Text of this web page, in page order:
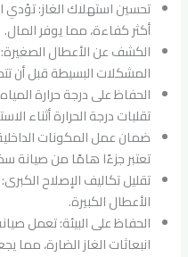
تحسين استهلاك الغاز: تؤدي
أكثر كفاءة، مما يوفر المال.
الكشف عن الأعطال الصغيرة:
المشكلات البسيطة قبل أن
الحفاظ على درجة حرارة
تقلبات درجة الحرارة أثناء
ضمان عمل المكونات
تعتبر جزءًا هامًا من صيانة
تقليل تكاليف الإصلاح
الأعطال الكبيرة.
الحفاظ على البيئة: تعمل
انبعاثات الغاز الضارة، مما